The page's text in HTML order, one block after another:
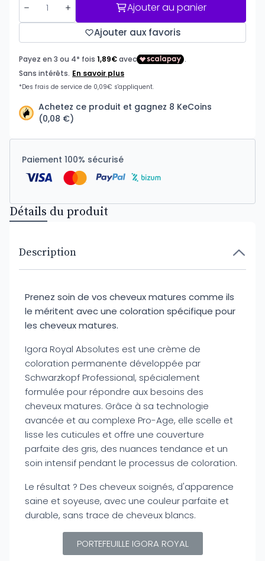
Ajouter au panier
Ajouter aux favoris
Achetez ce produit et gagnez 8 KeCoins
(0,08 €)
Paiement 100% sécurisé
Détails du produit
Description
Prenez soin de vos cheveux matures comme ils
le méritent avec une coloration spécifique pour
les cheveux matures.
Igora Royal Absolutes est une crème de
coloration permanente développée par
Schwarzkopf Professional, spécialement
formulée pour répondre aux besoins des
cheveux matures. Grâce à sa technologie
avancée et au complexe Pro-Age, elle scelle et
lisse les cuticules et offre une couverture
parfaite des gris, des nuances tendance et un
soin intensif pendant le processus de coloration.
Le résultat ? Des cheveux soignés, d'apparence
saine et soyeuse, avec une couleur parfaite et
durable, sans trace de cheveux blancs.
PORTEFEUILLE IGORA ROYAL